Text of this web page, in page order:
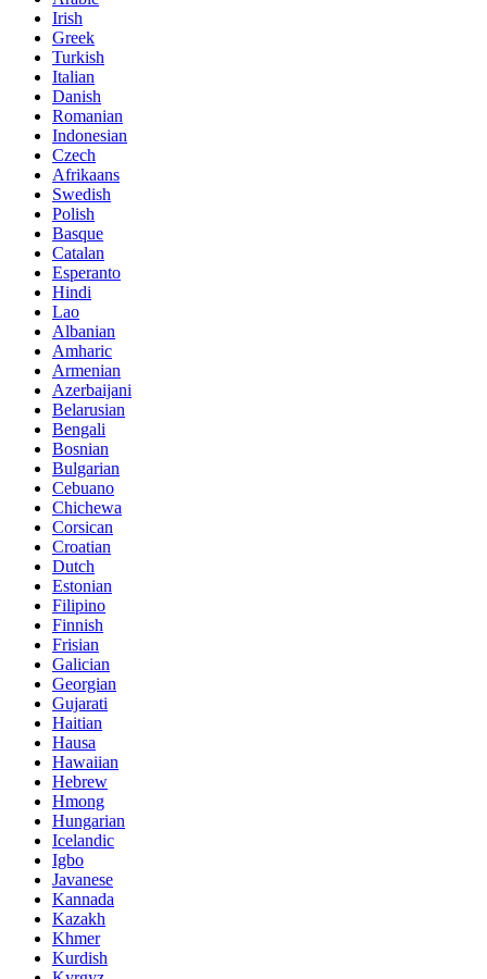
Irish
Greek
Turkish
Italian
Danish
Romanian
Indonesian
Czech
Afrikaans
Swedish
Polish
Basque
Catalan
Esperanto
Hindi
Lao
Albanian
Amharic
Armenian
Azerbaijani
Belarusian
Bengali
Bosnian
Bulgarian
Cebuano
Chichewa
Corsican
Croatian
Dutch
Estonian
Filipino
Finnish
Frisian
Galician
Georgian
Gujarati
Haitian
Hausa
Hawaiian
Hebrew
Hmong
Hungarian
Icelandic
Igbo
Javanese
Kannada
Kazakh
Khmer
Kurdish